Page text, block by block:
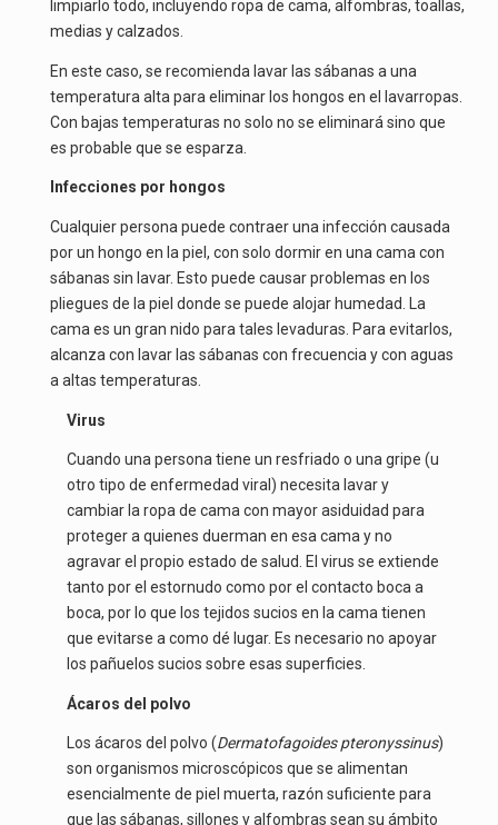
limpiarlo todo, incluyendo ropa de cama, alfombras, toallas,
medias y calzados.
En este caso, se recomienda lavar las sábanas a una
temperatura alta para eliminar los hongos en el lavarropas.
Con bajas temperaturas no solo no se eliminará sino que
es probable que se esparza.
Infecciones por hongos
Cualquier persona puede contraer una infección causada
por un hongo en la piel, con solo dormir en una cama con
sábanas sin lavar. Esto puede causar problemas en los
pliegues de la piel donde se puede alojar humedad. La
cama es un gran nido para tales levaduras. Para evitarlos,
alcanza con lavar las sábanas con frecuencia y con aguas
a altas temperaturas.
Virus
Cuando una persona tiene un resfriado o una gripe (u
otro tipo de enfermedad viral) necesita lavar y
cambiar la ropa de cama con mayor asiduidad para
proteger a quienes duerman en esa cama y no
agravar el propio estado de salud. El virus se extiende
tanto por el estornudo como por el contacto boca a
boca, por lo que los tejidos sucios en la cama tienen
que evitarse a como dé lugar. Es necesario no apoyar
los pañuelos sucios sobre esas superficies.
Ácaros del polvo
Los ácaros del polvo (Dermatofagoides pteronyssinus)
son organismos microscópicos que se alimentan
esencialmente de piel muerta, razón suficiente para
que las sábanas, sillones y alfombras sean su ámbito